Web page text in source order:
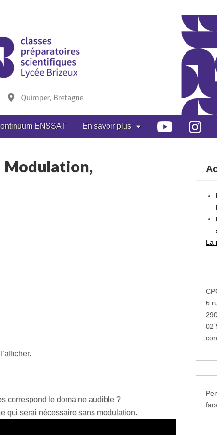
ENSSAT En savoir plus
Modulation,
correspond le domaine audible ?
qui serai nécessaire sans modulation.
La
6
02